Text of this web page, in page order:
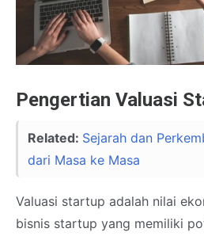
Pengertian Valuasi
Related: Sejarah dan
dari Masa ke Masa
Valuasi startup adalah nilai
bisnis startup yang memiliki